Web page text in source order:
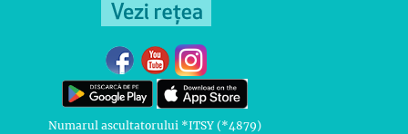
Numarul ascultatorului *ITSY (*4879)